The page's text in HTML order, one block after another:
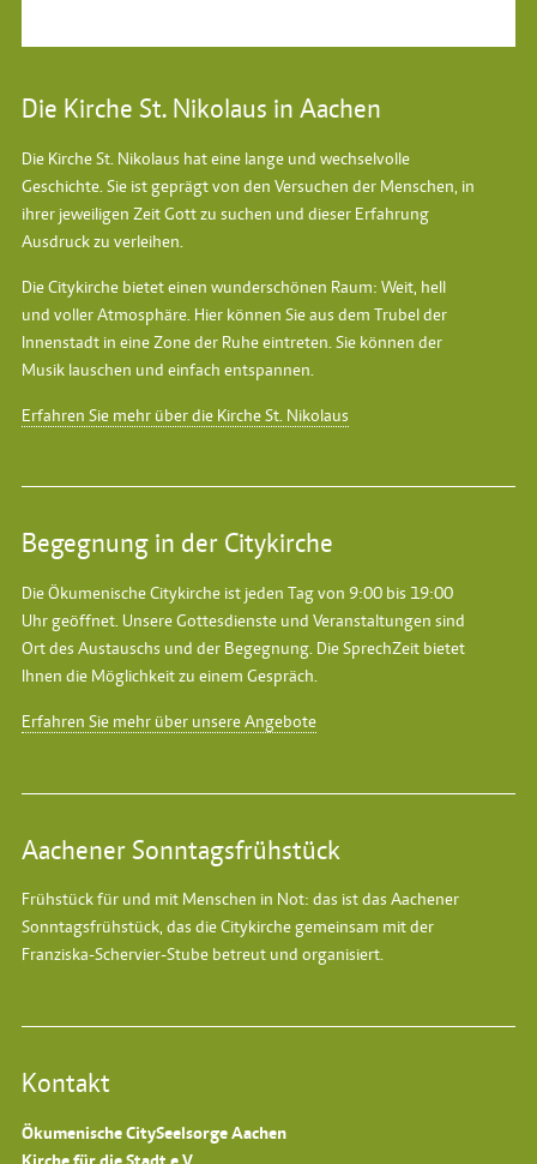
Die Kirche St. Nikolaus in Aachen
Die Kirche St. Nikolaus hat eine lange und wechselvolle
Geschichte. Sie ist geprägt von den Versuchen der Menschen, in
ihrer jeweiligen Zeit Gott zu suchen und dieser Erfahrung
Ausdruck zu verleihen.
Die Citykirche bietet einen wunderschönen Raum: Weit, hell
und voller Atmosphäre. Hier können Sie aus dem Trubel der
Innenstadt in eine Zone der Ruhe eintreten. Sie können der
Musik lauschen und einfach entspannen.
Erfahren Sie mehr über die Kirche St. Nikolaus
Begegnung in der Citykirche
Die Ökumenische Citykirche ist jeden Tag von 9:00 bis 19:00
Uhr geöffnet. Unsere Gottesdienste und Veranstaltungen sind
Ort des Austauschs und der Begegnung. Die SprechZeit bietet
Ihnen die Möglichkeit zu einem Gespräch.
Erfahren Sie mehr über unsere Angebote
Aachener Sonntagsfrühstück
Frühstück für und mit Menschen in Not: das ist das Aachener
Sonntagsfrühstück, das die Citykirche gemeinsam mit der
Franziska-Schervier-Stube betreut und organisiert.
Kontakt
Ökumenische CitySeelsorge Aachen